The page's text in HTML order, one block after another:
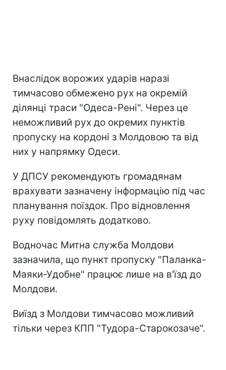
Внаслідок ворожих ударів наразі
тимчасово обмежено рух на окремій
ділянці траси "Одеса-Рені". Через це
неможливий рух до окремих пунктів
пропуску на кордоні з Молдовою та від
них у напрямку Одеси.
У ДПСУ рекомендують громадянам
врахувати зазначену інформацію під час
планування поїздок. Про відновлення
руху повідомлять додатково.
Водночас Митна служба Молдови
зазначила, що пункт пропуску "Паланка-
Маяки-Удобне" працює лише на в'їзд до
Молдови.
Виїзд з Молдови тимчасово можливий
тільки через КПП "Тудора-Старокозаче".